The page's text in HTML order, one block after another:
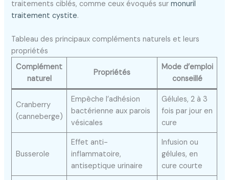
traitements ciblés, comme ceux évoqués surmonuril
traitement cystite.
Tableau des principaux compléments naturels et leurs
propriétés
Complément
naturel
Propriétés
Mode d’emploi
conseillé
Cranberry
(canneberge)
Empêche l’adhésion
bactérienne aux parois
vésicales
Gélules, 2 à 3
fois par jour en
cure
Busserole
Effet anti-
inflammatoire,
antiseptique urinaire
Infusion ou
gélules, en
cure courte